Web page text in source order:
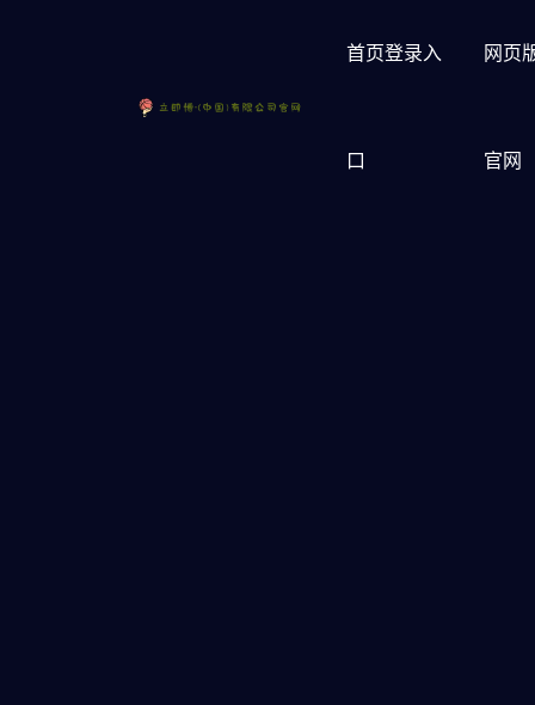
首页登录入
口
网页
官网